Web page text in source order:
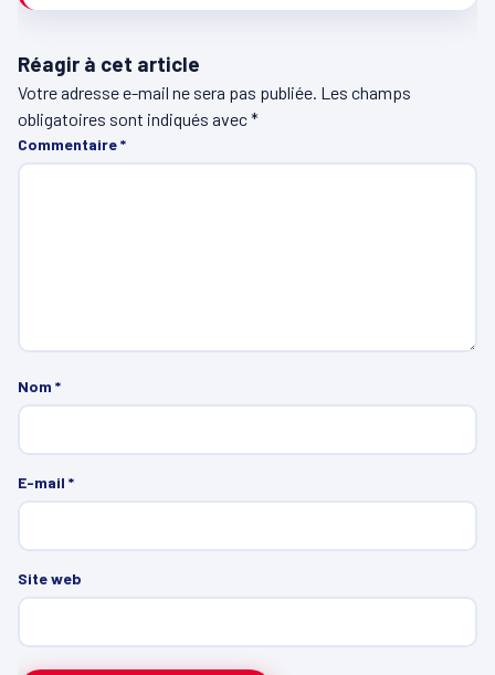
Réagir à cet article
Votre adresse e-mail ne sera pas publiée. Les champs
obligatoires sont indiqués avec*
Commentaire*
Nom *
E-mail *
Site web